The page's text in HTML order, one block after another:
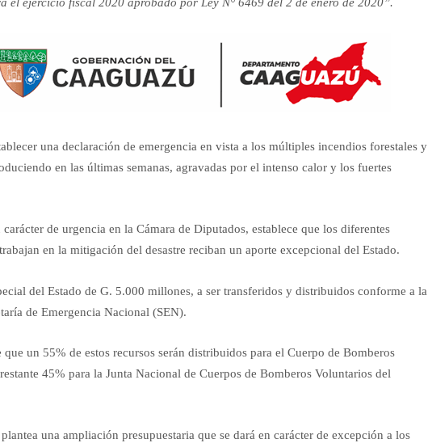
una declaración de emergencia en vista a los múltiples incendios forestales y
en las últimas semanas, agravadas por el intenso calor y los fuertes
de urgencia en la Cámara de Diputados, establece que los diferentes
en la mitigación del desastre reciban un aporte excepcional del Estado.
del Estado de G. 5.000 millones, a ser transferidos y distribuidos conforme a la
de Emergencia Nacional (SEN).
un 55% de estos recursos serán distribuidos para el Cuerpo de Bomberos
45% para la Junta Nacional de Cuerpos de Bomberos Voluntarios del
una ampliación presupuestaria que se dará en carácter de excepción a los